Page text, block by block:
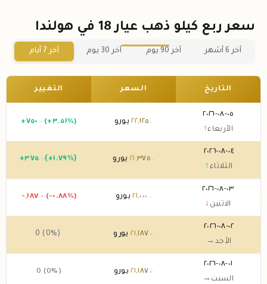
سعر ربع كيلو ذهب عيار 18 في هولندا
آخر 6 أشهر آخر 90 يوم آخر 30 يوم آخر 7 أيام
التاريخ السعر التغيير
٠٥-٠٨-٢٠٢٦
الأربعاء↑
٢٢,١٢٥.٠٠ يورو +٧٥٠ .٠٠ (+٣.٥١%)
٠٤-٠٨-٢٠٢٦
الثلاثاء ↑
٢١,٣٧٥ يورو +٣٧٥ .٠٠ (+١.٧٩%)
٠٣-٠٨-٢٠٢٦
الاثنين ↓
٢١,٠٠٠ .٠٠ يورو -,١٨٧ .٥٠ (-٠.٨٨%)
٠٢-٠٨-٢٠٢٦
الأحد →
٢١,١٨٧ .٥٠ يورو 0 (0%)
٠١-٠٨-٢٠٢٦
السبت →
٢١,١٨٧.٥٠ يورو 0 (0%)